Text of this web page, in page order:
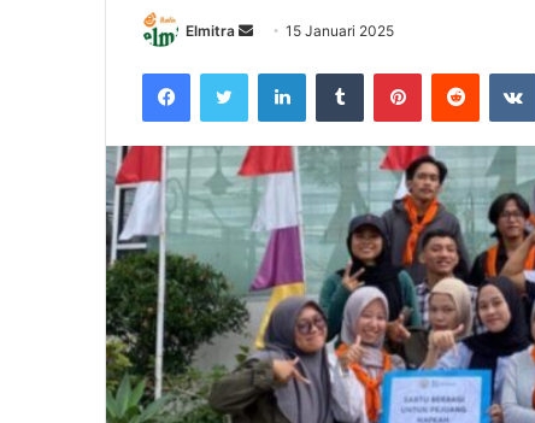
Elmitra
Send
email
15 Januari 2025
FacebookTwitter LinkedInTumblr PinterestReddit